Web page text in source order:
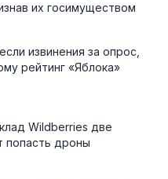
их госимуществом
извинения за опрос,
рейтинг «Яблока»
Wildberries две
попасть дроны